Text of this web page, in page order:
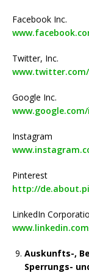
Facebook Inc.
Twitter, Inc.
Google Inc.
Instagram
Pinterest
http://
LinkedIn
Auskunfts-,
Sperrungs-